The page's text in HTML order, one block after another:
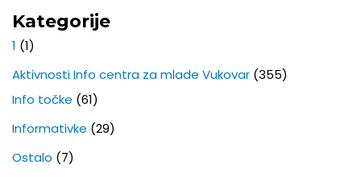
Kategorije
1 (1)
Aktivnosti Info centra za mlade Vukovar (355)
Info točke (61)
Informativke (29)
Ostalo (7)